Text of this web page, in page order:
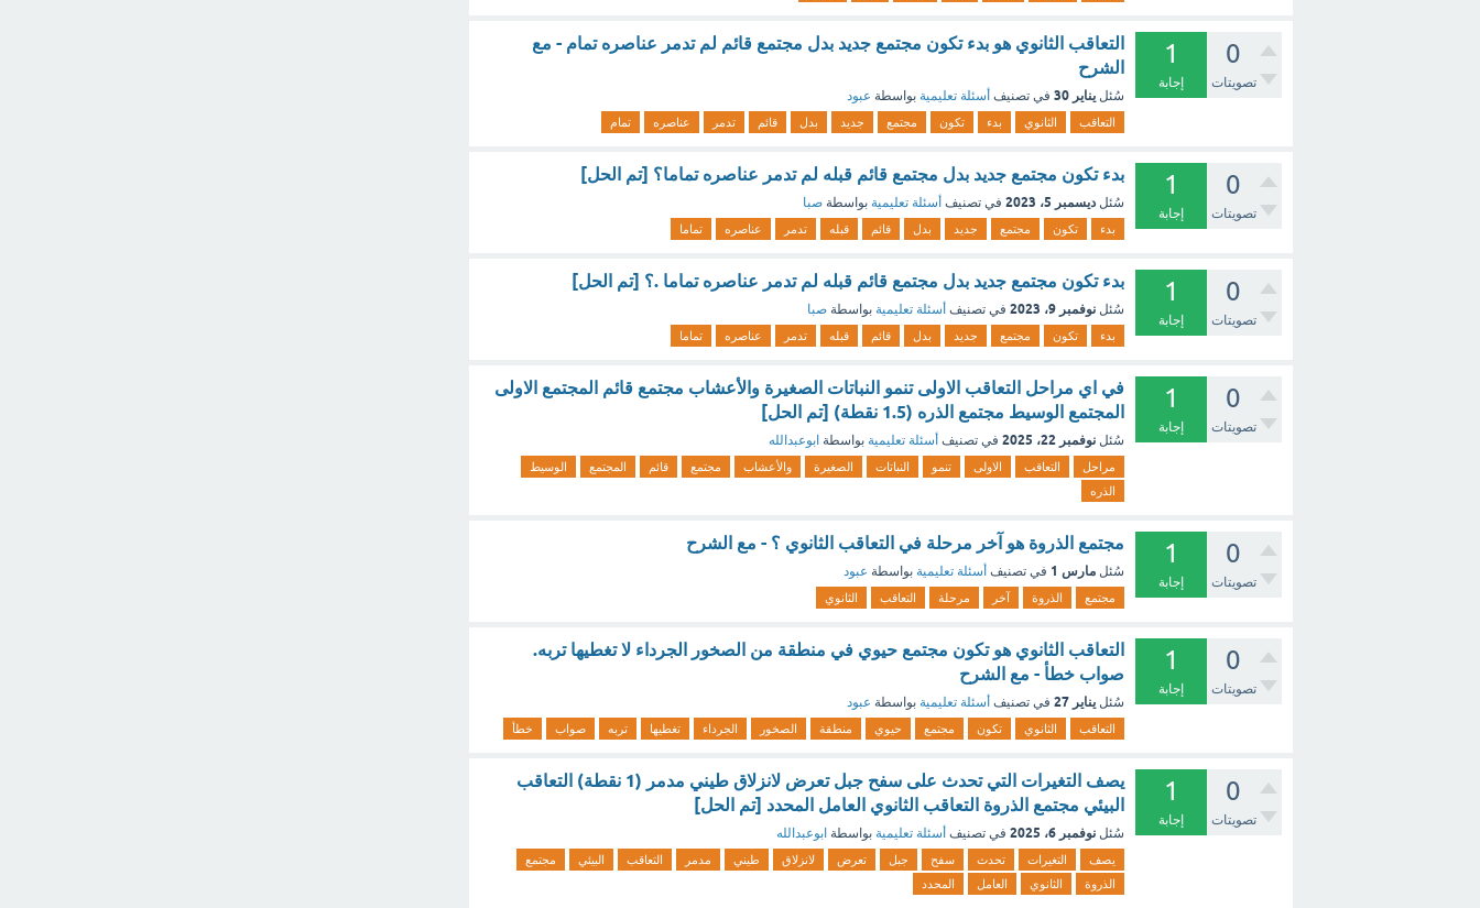
0
تصويتات
1
إجابة
التعاقب الثانوي هو بدء تكون مجتمع جديد بدل مجتمع قائم لم تدمر عناصره تمام - مع
الشرح
سُئل يناير 30 في تصنيف أسئلة تعليمية بواسطة عبود
التعاقب الثانوي بدء تكون مجتمع جديد بدل قائم تدمر عناصره تمام
0
تصويتات
1
إجابة
بدء تكون مجتمع جديد بدل مجتمع قائم قبله لم تدمر عناصره تماما؟ [تم الحل]
سُئل ديسمبر 5، 2023 في تصنيف أسئلة تعليمية بواسطة صبا
بدء تكون مجتمع جديد بدل قائم قبله تدمر عناصره تماما
0
تصويتات
1
إجابة
بدء تكون مجتمع جديد بدل مجتمع قائم قبله لم تدمر عناصره تماما .؟ [تم الحل]
سُئل نوفمبر 9، 2023 في تصنيف أسئلة تعليمية بواسطة صبا
بدء تكون مجتمع جديد بدل قائم قبله تدمر عناصره تماما
0
تصويتات
1
إجابة
في اي مراحل التعاقب الاولى تنمو النباتات الصغيرة والأعشاب مجتمع قائم المجتمع الاولى
المجتمع الوسيط مجتمع الذره (1.5 نقطة) [تم الحل]
سُئل نوفمبر 22، 2025 في تصنيف أسئلة تعليمية بواسطة ابوعبدالله
مراحل التعاقب الاولى تنمو النباتات الصغيرة والأعشاب مجتمع قائم المجتمع
الوسيط
الذره
0
تصويتات
1
إجابة
مجتمع الذروة هو آخر مرحلة في التعاقب الثانوي ؟ - مع الشرح
سُئل مارس 1 في تصنيف أسئلة تعليمية بواسطة عبود
مجتمع الذروة آخر مرحلة التعاقب الثانوي
0
تصويتات
1
إجابة
التعاقب الثانوي هو تكون مجتمع حيوي في منطقة من الصخور الجرداء لا تغطيها تربه.
صواب خطأ - مع الشرح
سُئل يناير 27 في تصنيف أسئلة تعليمية بواسطة عبود
التعاقب الثانوي تكون مجتمع حيوي منطقة الصخور الجرداء تغطيها تربه صواب خطأ
0
تصويتات
1
إجابة
يصف التغيرات التي تحدث على سفح جبل تعرض لانزلاق طيني مدمر (1 نقطة) التعاقب
البيئي مجتمع الذروة التعاقب الثانوي العامل المحدد [تم الحل]
سُئل نوفمبر 6، 2025 في تصنيف أسئلة تعليمية بواسطة ابوعبدالله
يصف التغيرات تحدث سفح جبل تعرض لانزلاق طيني مدمر التعاقب البيئي
مجتمع
الذروة
الثانوي العامل المحدد